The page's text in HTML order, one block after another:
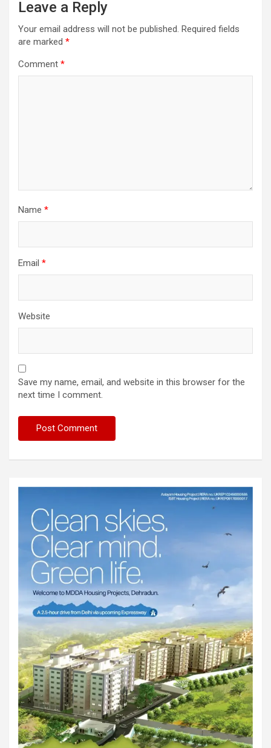
Leave a Reply
Your email address will not be published. Required fields
are marked *
Comment *
Name *
Email *
Website
Save my name, email, and website in this browser for the
next time I comment.